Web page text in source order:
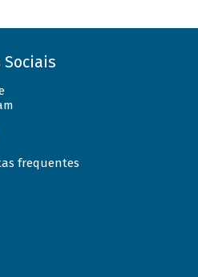
Sociais
frequentes